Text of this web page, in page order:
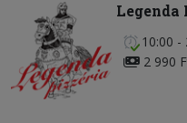
Legenda
10:00 -
2 990